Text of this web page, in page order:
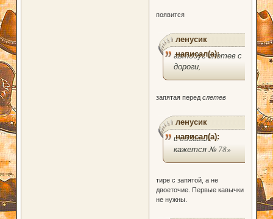
появится
ленусик
написал(а):
автобус слетев с
дороги,
запятая передслетев
ленусик
написал(а):
и добавил: «
кажется № 78»
тире с запятой, а не
двоеточие. Первые кавычки
не нужны.